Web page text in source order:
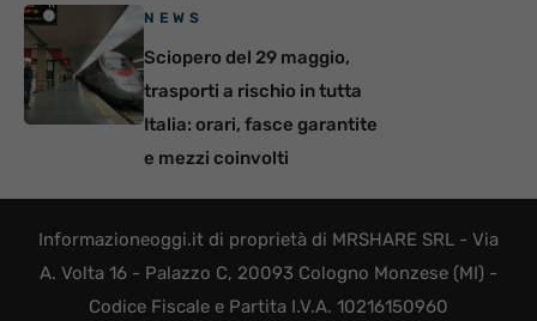
NEWS
Sciopero del 29 maggio,
trasporti a rischio in tutta
Italia: orari, fasce garantite
e mezzi coinvolti
Informazioneoggi.it di proprietà di MRSHARE SRL - Via
A. Volta 16 - Palazzo C, 20093 Cologno Monzese (MI) -
Codice Fiscale e Partita I.V.A. 10216150960